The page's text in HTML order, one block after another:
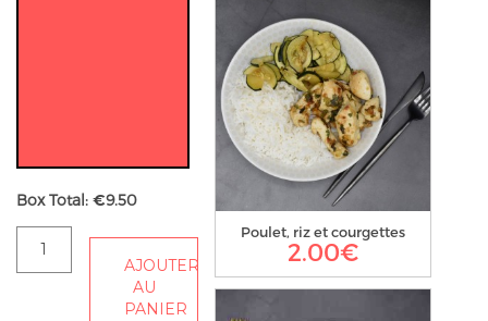
Box Total: €9.50
quantité
AJOUTER
AU
PANIER
Poulet, riz et courgettes
2.00€